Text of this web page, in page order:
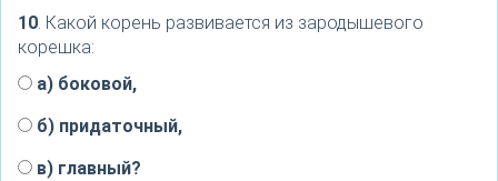
10. Какой корень развивается из зародышевого
корешка:
а) боковой,
б) придаточный,
в) главный?